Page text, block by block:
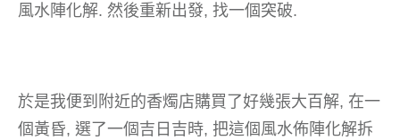
風水陣化解. 然後重新出發, 找一個突破.
於是我便到附近的香燭店購買了好幾張大百解, 在一
個黃昏, 選了一個吉日吉時, 把這個風水佈陣化解拆